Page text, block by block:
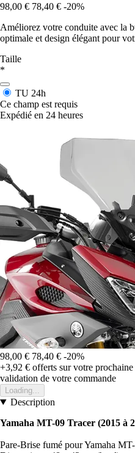
98,00 € 78,40 € -20%
Améliorez votre conduite avec la
optimale et design élégant pour
Taille
*
TU 24h
Ce champ est requis
Expédié en 24 heures
98,00 € 78,40 € -20%
+3,92 € offerts sur votre
validation de votre commande
Loading...
Description
Yamaha MT-09 Tracer (2015 à
Pare-Brise fumé pour Yamaha